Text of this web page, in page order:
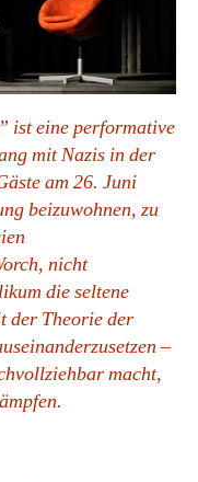
ist eine performative
mit Nazis in der
am 26. Juni
beizuwohnen, zu
nicht
die seltene
der Theorie der
–
macht,